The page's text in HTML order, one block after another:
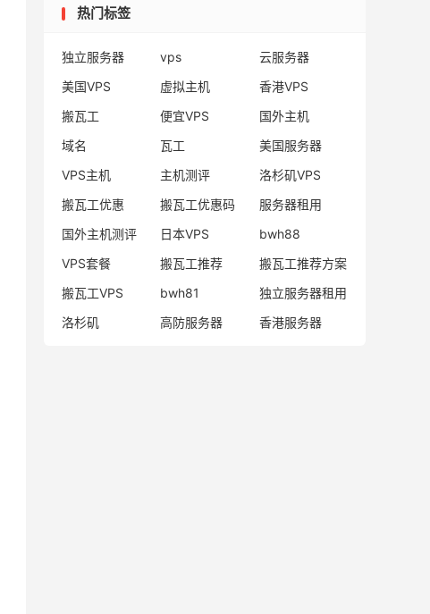
热门标签
独立服务器 vps
云服务器
美国VPS
虚拟主机
香港VPS
搬瓦工
便宜VPS
国外主机
域名
瓦工
美国服务器
VPS主机
主机测评
洛杉矶VPS
搬瓦工优惠
搬瓦工优惠码
服务器租用
国外主机测评
日本VPS
bwh88
VPS套餐
搬瓦工推荐
搬瓦工推荐方案
搬瓦工VPS
bwh81
独立服务器租用
洛杉矶
高防服务器 香港服务器